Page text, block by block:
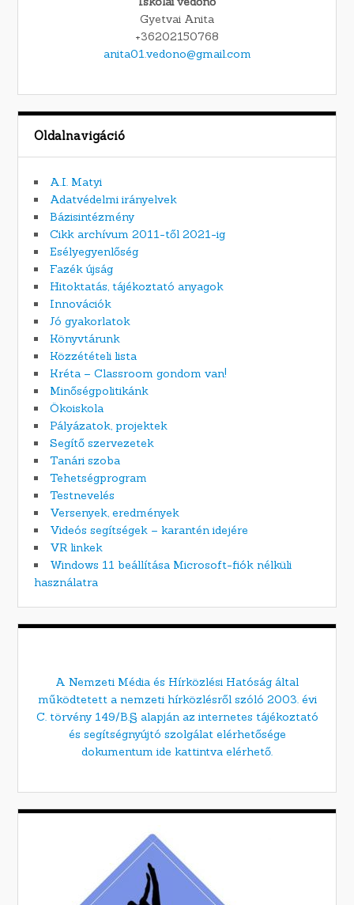
Gyetvai Anita
+36202150768
anita01.vedono@gmail.com
Oldalnavigáció
A.I. Matyi
Adatvédelmi irányelvek
Bázisintézmény
Cikk archívum 2011-től 2021-ig
Esélyegyenlőség
Fazék újság
Hitoktatás, tájékoztató anyagok
Innovációk
Jó gyakorlatok
Könyvtárunk
Közzétételi lista
Kréta – Classroom gondom van!
Minőségpolitikánk
Ökoiskola
Pályázatok, projektek
Segítő szervezetek
Tanári szoba
Tehetségprogram
Testnevelés
Versenyek, eredmények
Videós segítségek – karantén idejére
VR linkek
Windows 11 beállítása Microsoft-fiók nélküli
használatra
A Nemzeti Média és Hírközlési Hatóság által
működtetett a nemzeti hírközlésről szóló 2003. évi
C. törvény 149/B.§ alapján az internetes tájékoztató
és segítségnyújtó szolgálat elérhetősége
dokumentum ide kattintva elérhető.